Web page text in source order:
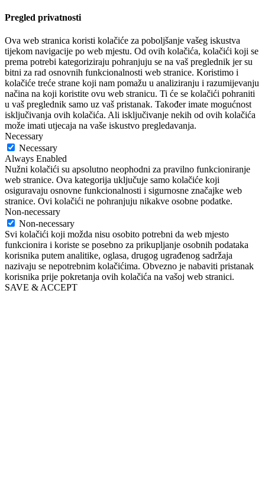
Pregled privatnosti
Ova web stranica koristi kolačiće za poboljšanje vašeg iskustva
tijekom navigacije po web mjestu. Od ovih kolačića, kolačići koji se
prema potrebi kategoriziraju pohranjuju se na vaš preglednik jer su
bitni za rad osnovnih funkcionalnosti web stranice. Koristimo i
kolačiće treće strane koji nam pomažu u analiziranju i razumijevanju
načina na koji koristite ovu web stranicu. Ti će se kolačići pohraniti
u vaš preglednik samo uz vaš pristanak. Također imate mogućnost
isključivanja ovih kolačića. Ali isključivanje nekih od ovih kolačića
može imati utjecaja na vaše iskustvo pregledavanja.
Necessary
Necessary
Always Enabled
Nužni kolačići su apsolutno neophodni za pravilno funkcioniranje
web stranice. Ova kategorija uključuje samo kolačiće koji
osiguravaju osnovne funkcionalnosti i sigurnosne značajke web
stranice. Ovi kolačići ne pohranjuju nikakve osobne podatke.
Non-necessary
Non-necessary
Svi kolačići koji možda nisu osobito potrebni da web mjesto
funkcionira i koriste se posebno za prikupljanje osobnih podataka
korisnika putem analitike, oglasa, drugog ugrađenog sadržaja
nazivaju se nepotrebnim kolačićima. Obvezno je nabaviti pristanak
korisnika prije pokretanja ovih kolačića na vašoj web stranici.
SAVE & ACCEPT